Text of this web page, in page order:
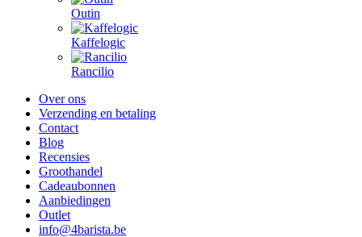
Outin
Kaffelogic
Rancilio
Over ons
Verzending en betaling
Contact
Blog
Recensies
Groothandel
Cadeaubonnen
Aanbiedingen
Outlet
info@4barista.be